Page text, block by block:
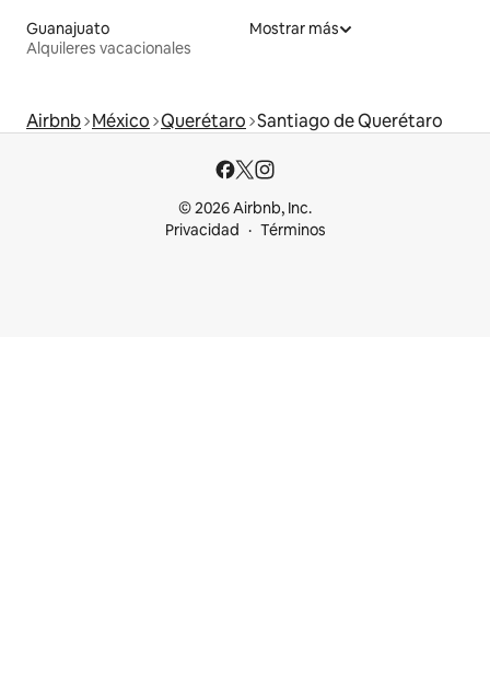
Guanajuato
Alquileres vacacionales
Mostrar más
Airbnb México Querétaro Santiago de Querétaro
© 2026 Airbnb, Inc.
Privacidad
Términos